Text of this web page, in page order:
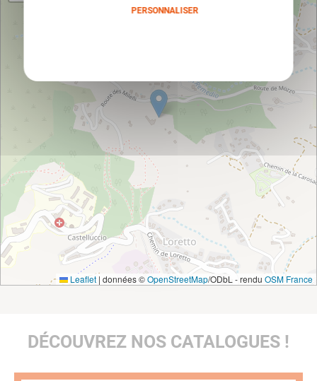
Leaflet | données ©OpenStreetMap/ODbL - rendu OSM France
DÉCOUVREZ NOS CATALOGUES !
PERSONNALISER